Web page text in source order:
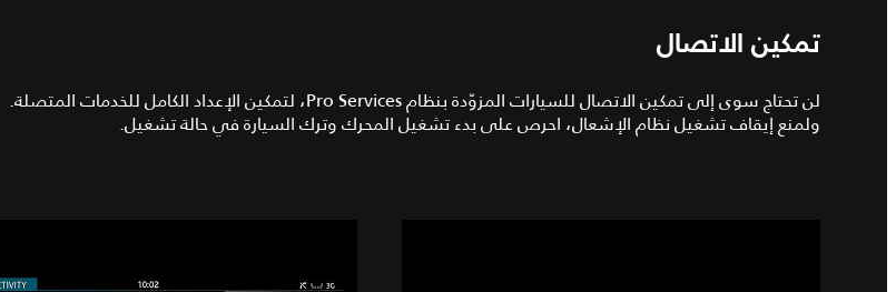
تمكين الاتصال
لن تحتاج سوى إلى تمكين الاتصال للسيارات المزوّدة بنظام Pro Services، لتمكين الإعداد الكامل للخدمات المتصلة.
ولمنع إيقاف تشغيل نظام الإشعال، احرص على بدء تشغيل المحرك وترك السيارة في حالة تشغيل.